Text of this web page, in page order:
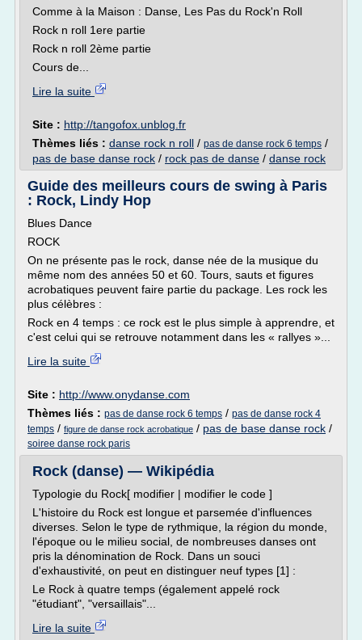
Comme à la Maison : Danse, Les Pas du Rock'n Roll
Rock n roll 1ere partie
Rock n roll 2ème partie
Cours de...
Lire la suite
Site : http://tangofox.unblog.fr
Thèmes liés : danse rock n roll / pas de danse rock 6 temps /
pas de base danse rock / rock pas de danse / danse rock
Guide des meilleurs cours de swing à Paris
: Rock, Lindy Hop
Blues Dance
ROCK
On ne présente pas le rock, danse née de la musique du
même nom des années 50 et 60. Tours, sauts et figures
acrobatiques peuvent faire partie du package. Les rock les
plus célèbres :
Rock en 4 temps : ce rock est le plus simple à apprendre, et
c'est celui qui se retrouve notamment dans les « rallyes »...
Lire la suite
Site : http://www.onydanse.com
Thèmes liés : pas de danse rock 6 temps / pas de danse rock 4
temps / figure de danse rock acrobatique / pas de base danse rock /
soiree danse rock paris
Rock (danse) — Wikipédia
Typologie du Rock[ modifier | modifier le code ]
L'histoire du Rock est longue et parsemée d'influences
diverses. Selon le type de rythmique, la région du monde,
l'époque ou le milieu social, de nombreuses danses ont
pris la dénomination de Rock. Dans un souci
d'exhaustivité, on peut en distinguer neuf types [1] :
Le Rock à quatre temps (également appelé rock
"étudiant", "versaillais"...
Lire la suite